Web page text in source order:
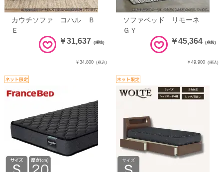
カウチソファ コハル Ｂ
Ｅ
￥31,637 (税抜)
￥34,800 (税込)
ソファベッド リモーネ
ＧＹ
￥45,364 (税抜)
￥49,900 (税込)